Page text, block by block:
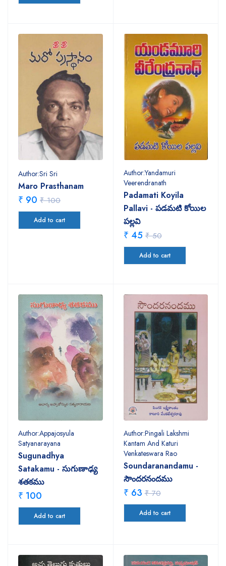
Author:Sri Sri
Maro Prasthanam
₹ 90 ₹ 100
Add to cart
Author:Yandamuri
Veerendranath
Padamati Koyila
Pallavi - పడమటి కోయిల
పల్లవి
₹ 45 ₹ 50
Add to cart
Author:Appajosyula
Satyanarayana
Sugunadhya
Satakamu - సుగుణాఢ్య
శతకము
₹ 100
Add to cart
Author:Pingali Lakshmi
Kantam And Katuri
Venkateswara Rao
Soundaranandamu -
సౌందరనందము
₹ 63 ₹ 70
Add to cart